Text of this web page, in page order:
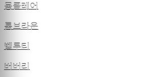
몽클레어
톰브라운
벨루티
버버리